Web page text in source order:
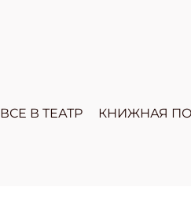
ВСЕ В ТЕАТР КНИЖНАЯ